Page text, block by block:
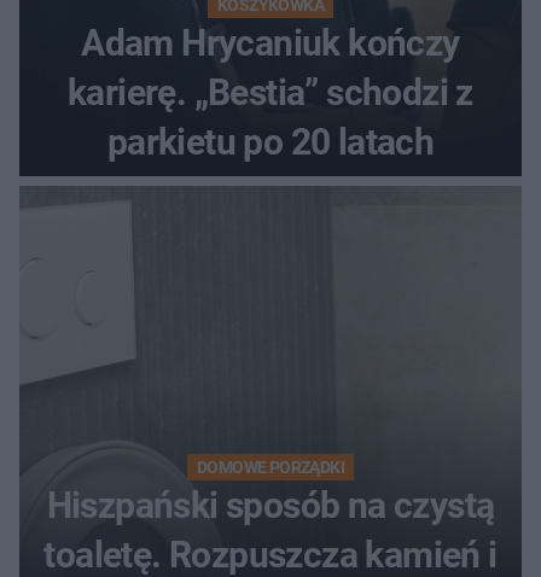
KOSZYKÓWKA
Adam Hrycaniuk kończy
karierę. „Bestia” schodzi z
parkietu po 20 latach
DOMOWE PORZĄDKI
Hiszpański sposób na czystą
toaletę. Rozpuszcza kamień i